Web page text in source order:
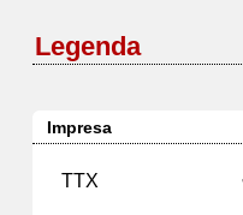
Legenda
Impresa
TTX